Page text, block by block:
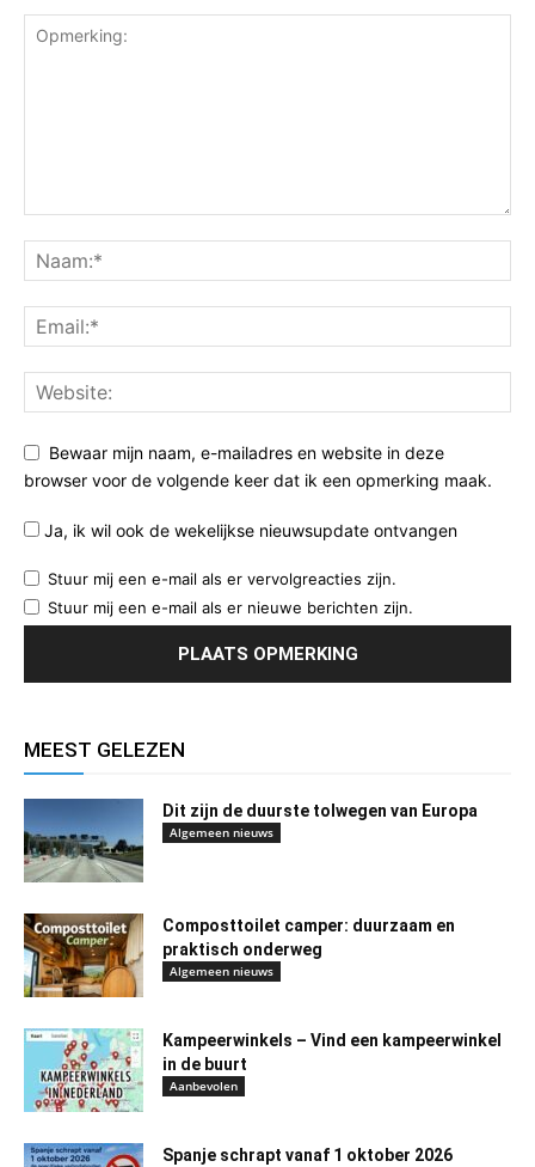
Bewaar mijn naam, e-mailadres en website in deze
browser voor de volgende keer dat ik een opmerking maak.
Ja, ik wil ook de wekelijkse nieuwsupdate ontvangen
Stuur mij een e-mail als er vervolgreacties zijn.
Stuur mij een e-mail als er nieuwe berichten zijn.
MEEST GELEZEN
Dit zijn de duurste tolwegen van Europa
Algemeen nieuws
Composttoilet camper: duurzaam en
praktisch onderweg
Algemeen nieuws
Kampeerwinkels – Vind een kampeerwinkel
in de buurt
Aanbevolen
Spanje schrapt vanaf 1 oktober 2026